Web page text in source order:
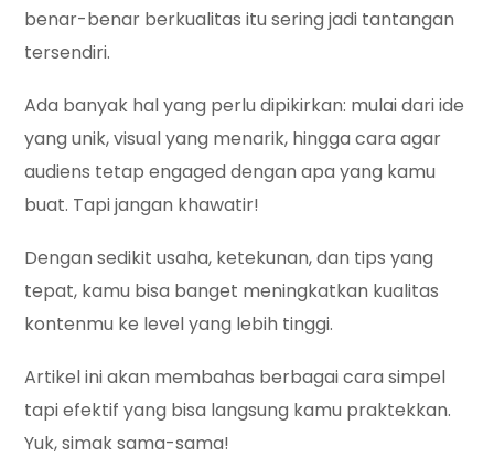
benar-benar berkualitas itu sering jadi tantangan
tersendiri.
Ada banyak hal yang perlu dipikirkan: mulai dari ide
yang unik, visual yang menarik, hingga cara agar
audiens tetap engaged dengan apa yang kamu
buat. Tapi jangan khawatir!
Dengan sedikit usaha, ketekunan, dan tips yang
tepat, kamu bisa banget meningkatkan kualitas
kontenmu ke level yang lebih tinggi.
Artikel ini akan membahas berbagai cara simpel
tapi efektif yang bisa langsung kamu praktekkan.
Yuk, simak sama-sama!